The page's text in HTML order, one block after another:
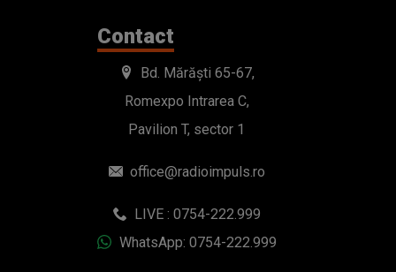
Contact
Bd. Mărăști 65-67,
Romexpo Intrarea C,
Pavilion T, sector 1
office@radioimpuls.ro
LIVE : 0754-222.999
WhatsApp: 0754-222.999